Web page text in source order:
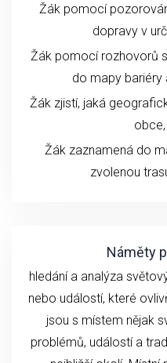
Žák pomocí
dopravy v
Žák pomocí rozhovorů
do mapy bariéry
Žák zjistí, jaká
obce,
Žák zaznamená do
zvolenou
Náměty
hledání a analýza
nebo událostí, které
jsou s místem nějak
problémů, událostí a